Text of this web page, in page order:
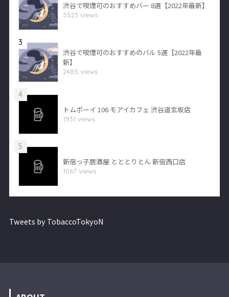
渋谷で喫煙可のおすすめバー 8選【2022年最新】
5523 views
3
渋谷で喫煙可のおすすめのバル 5選【2022年最
新】
2485 views
4
トムボーイ 106 モアイカフェ 渋谷道玄坂店
1931 views
5
新宿っ子居酒屋 とととりとん 新宿西口店
1067 views
Tweets by TobaccoTokyoN